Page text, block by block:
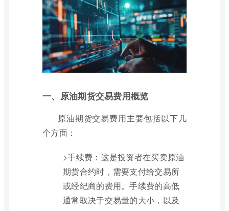
一、原油期货交易费用概览
原油期货交易费用主要包括以下几
个方面：
>手续费：这是投资者在买卖原油
期货合约时，需要支付给交易所
或经纪商的费用。手续费的高低
通常取决于交易量的大小，以及